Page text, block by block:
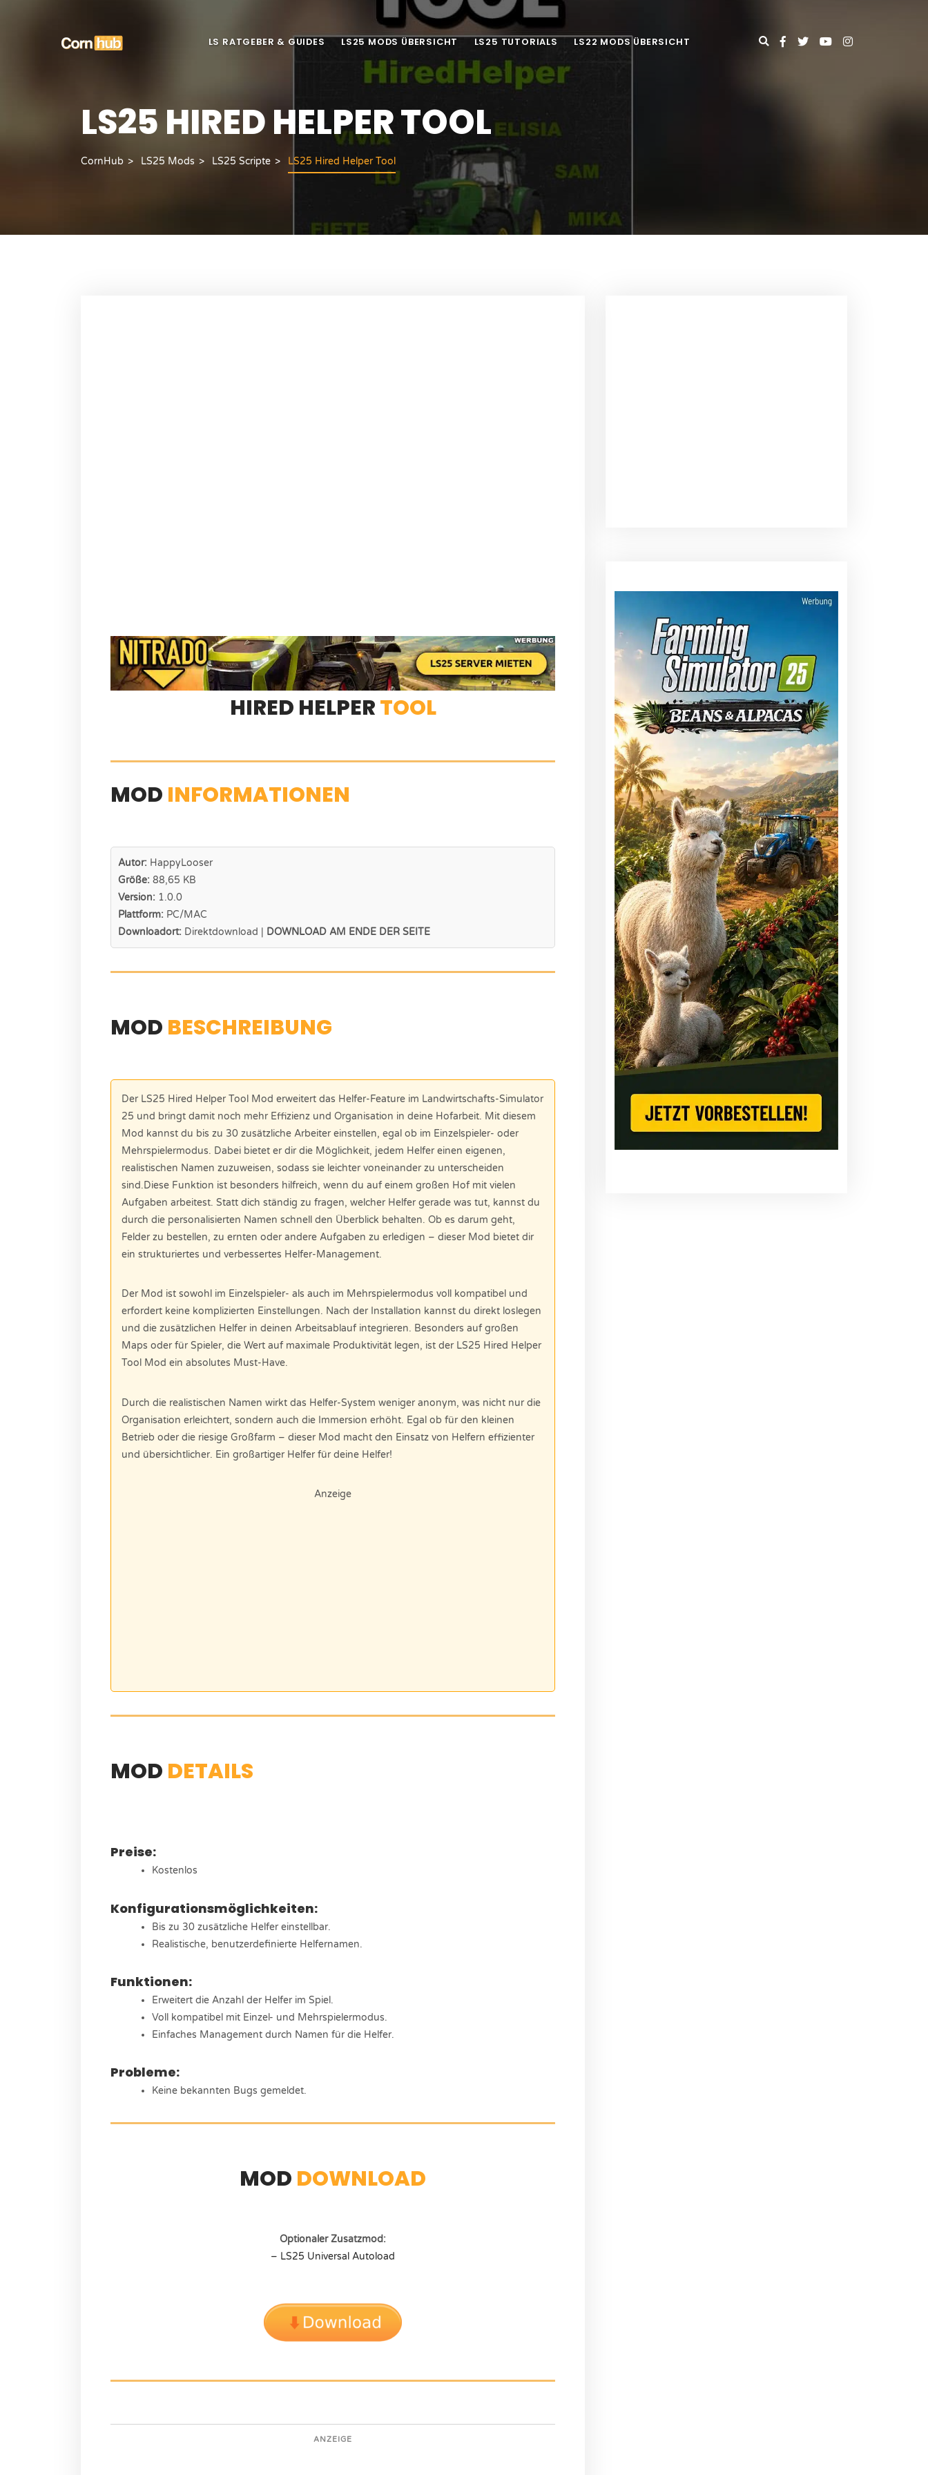
LS RATGEBER & GUIDES LS25 MODS ÜBERSICHT LS25 TUTORIALS LS22 MODS ÜBERSICHT
LS25 HIRED HELPER TOOL
CornHub LS25 Mods LS25 Scripte LS25 Hired Helper Tool
HIRED HELPERTOOL
MOD INFORMATIONEN
Autor: HappyLooser
Größe: 88,65 KB
Version: 1.0.0
Plattform: PC/MAC
Downloadort: Direktdownload | DOWNLOAD AM ENDE DER SEITE
MOD BESCHREIBUNG
Der LS25 Hired Helper Tool Mod erweitert das Helfer-Feature im Landwirtschafts-Simulator
25 und bringt damit noch mehr Effizienz und Organisation in deine Hofarbeit. Mit diesem
Mod kannst du bis zu 30 zusätzliche Arbeiter einstellen, egal ob im Einzelspieler- oder
Mehrspielermodus. Dabei bietet er dir die Möglichkeit, jedem Helfer einen eigenen,
realistischen Namen zuzuweisen, sodass sie leichter voneinander zu unterscheiden
sind.Diese Funktion ist besonders hilfreich, wenn du auf einem großen Hof mit vielen
Aufgaben arbeitest. Statt dich ständig zu fragen, welcher Helfer gerade was tut, kannst du
durch die personalisierten Namen schnell den Überblick behalten. Ob es darum geht,
Felder zu bestellen, zu ernten oder andere Aufgaben zu erledigen – dieser Mod bietet dir
ein strukturiertes und verbessertes Helfer-Management.
Der Mod ist sowohl im Einzelspieler- als auch im Mehrspielermodus voll kompatibel und
erfordert keine komplizierten Einstellungen. Nach der Installation kannst du direkt loslegen
und die zusätzlichen Helfer in deinen Arbeitsablauf integrieren. Besonders auf großen
Maps oder für Spieler, die Wert auf maximale Produktivität legen, ist der LS25 Hired Helper
Tool Mod ein absolutes Must-Have.
Durch die realistischen Namen wirkt das Helfer-System weniger anonym, was nicht nur die
Organisation erleichtert, sondern auch die Immersion erhöht. Egal ob für den kleinen
Betrieb oder die riesige Großfarm – dieser Mod macht den Einsatz von Helfern effizienter
und übersichtlicher. Ein großartiger Helfer für deine Helfer!
Anzeige
MOD DETAILS
Preise:
Kostenlos
Konfigurationsmöglichkeiten:
Bis zu 30 zusätzliche Helfer einstellbar.
Realistische, benutzerdefinierte Helfernamen.
Funktionen:
Erweitert die Anzahl der Helfer im Spiel.
Voll kompatibel mit Einzel- und Mehrspielermodus.
Einfaches Management durch Namen für die Helfer.
Probleme:
Keine bekannten Bugs gemeldet.
MOD DOWNLOAD
Optionaler Zusatzmod:
– LS25 Universal Autoload
ANZEIGE